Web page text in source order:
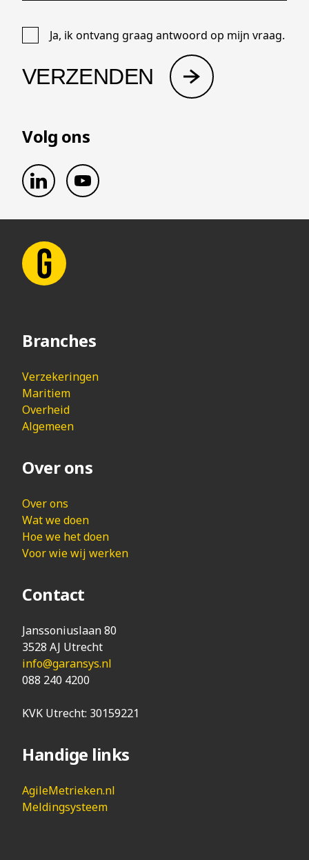
Volg ons
Branches
Verzekeringen
Maritiem
Overheid
Algemeen
Over ons
Over ons
Wat we doen
Hoe we het doen
Voor wie wij werken
Contact
Janssoniuslaan 80
3528 AJ Utrecht
info@garansys.nl
088 240 4200
KVK Utrecht: 30159221
Handige links
AgileMetrieken.nl
Meldingsysteem